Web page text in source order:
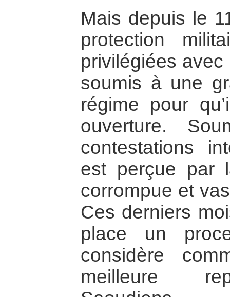
Mais depuis le
protection
privilégiées
soumis à une
régime pour
ouverture.
contestations
est perçue par
corrompue et
Ces derniers
place un
considère
meilleure